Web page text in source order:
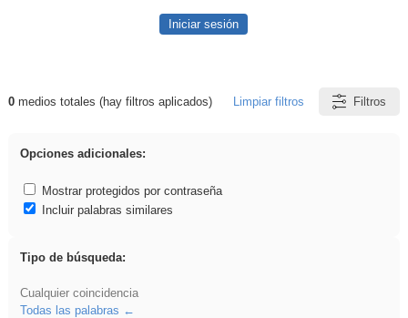
Iniciar sesión
Resultados de: 3ESO
0medios totales (hay filtros aplicados) Limpiar filtros Filtros
Opciones adicionales:
Mostrar protegidos por contraseña
Incluir palabras similares
Tipo de búsqueda:
Cualquier coincidencia
Todas las palabras